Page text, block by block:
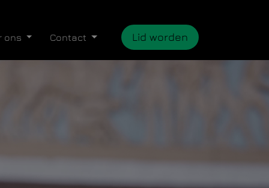
ons Contact Lid worden